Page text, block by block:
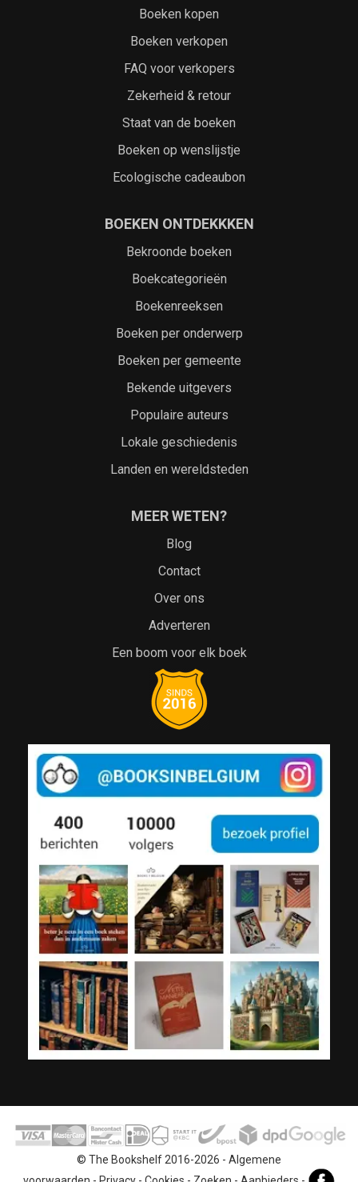
Boeken kopen
Boeken verkopen
FAQ voor verkopers
Zekerheid & retour
Staat van de boeken
Boeken op wenslijstje
Ecologische cadeaubon
BOEKEN ONTDEKKKEN
Bekroonde boeken
Boekcategorieën
Boekenreeksen
Boeken per onderwerp
Boeken per gemeente
Bekende uitgevers
Populaire auteurs
Lokale geschiedenis
Landen en wereldsteden
MEER WETEN?
Blog
Contact
Over ons
Adverteren
Een boom voor elk boek
© The Bookshelf 2016-2026 - Algemene